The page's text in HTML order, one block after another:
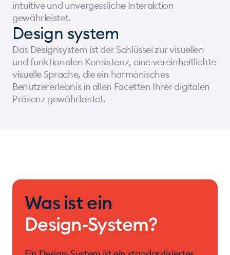
intuitive und unvergessliche Interaktion
gewährleistet.
Design system
Das Designsystem ist der Schlüssel zur visuellen
und funktionalen Konsistenz, eine vereinheitlichte
visuelle Sprache, die ein harmonisches
Benutzererlebnis in allen Facetten Ihrer digitalen
Präsenz gewährleistet.
Was ist ein
Design-System?